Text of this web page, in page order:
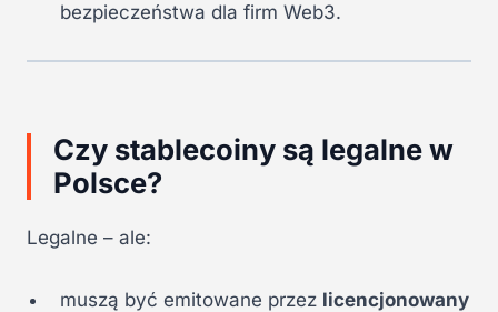
bezpieczeństwa dla firm Web3.
Czy stablecoiny są legalne w
Polsce?
Legalne – ale:
muszą być emitowane przez licencjonowany